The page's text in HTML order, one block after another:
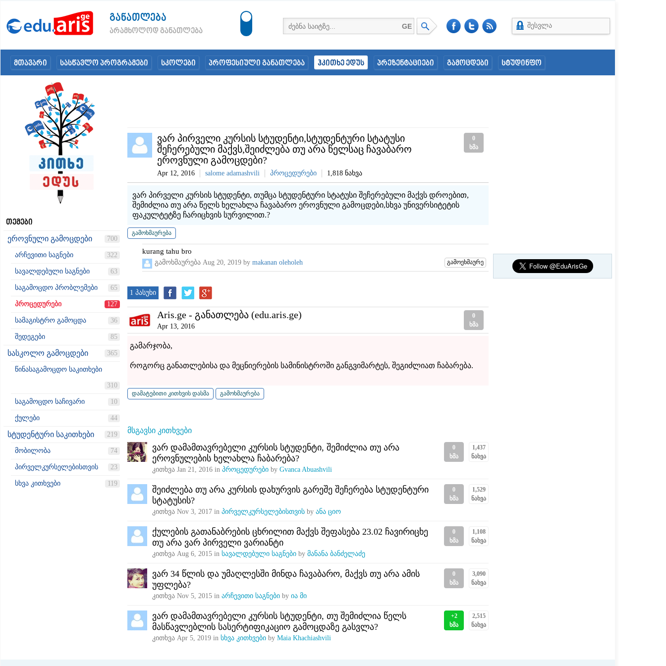
განათლება
არამხოლოდ განათლება
GE შესვლა
მთავარი სასწავლო პროგრამები სკოლები პროფესიული განათლება ჰკითხე ედუს პრეზენტაციები გამოცდები სტუდინფო
თემები
ეროვნული გამოცდები 700
არჩევითი საგნები 322
სავალდებული საგნები 63
საგამოცდო პრობლემები 65
პროცედურები 127
სამაგისტრო გამოცდა 36
შედეგები 85
სასკოლო გამოცდები 365
წინასაგამოცდო საკითხები
310
საგამოცდო საჩივარი 10
ქულები 44
სტუდენტური საკითხები 219
მობილობა 74
პირველკურსელებისთვის 23
სხვა კითხვები 119
0
ხმა
ვარ პირველი კურსის სტუდენტი,სტუდენტური სტატუსი
შეჩერებული მაქვს,შეიძლება თუ არა წელსაც ჩავაბარო
ეროვნული გამოცდები?
Apr 12, 2016 salome adamashvili პროცედურები 1,818 ნახვა
ვარ პირველი კურსის სტუდენტი, თუმცა სტუდენტური სტატუსი შეჩერებული მაქვს დროებით,
შემიძლია თუ არა წელს ხელახლა ჩავაბარო ეროვნული გამოცდები,სხვა უნივერსიტეტის
ფაკულტეტზე ჩარიცხვის სურვილით.?
kurang tahu bro
გამოხმაურება Aug 20, 2019 by makanan oleholeh
1 პასუხი
Aris.ge - განათლება (edu.aris.ge)
გამარჯობა,
როგორც განათლებისა და მეცნიერების სამინისტროში განგვიმარტეს, შეგიძლიათ ჩაბარება.
0
ხმა
Apr 13, 2016
მსგავსი კითხვები
0
ხმა
1,437
ნახვა
ვარ დამამთავრებელი კურსის სტუდენტი, შემიძლია თუ არა
ეროვნულების ხელახლა ჩაბარება?
კითხვა Jan 21, 2016 in პროცედურები by Gvanca Abuashvili
0
ხმა
1,529
ნახვა
შეიძლება თუ არა კურსის დახურვის გარეშე შეჩერება სტუდენტური
სტატუსის?
კითხვა Nov 3, 2017 in პირველკურსელებისთვის by ანა ციო
0
ხმა
1,108
ნახვა
ქულების გათანაბრების ცხრილით მაქვს შეფასება 23.02 ჩავირიცხე
თუ არა ვარ პირველი ვარიანტი
კითხვა Aug 6, 2015 in სავალდებული საგნები by მანანა ბანძელაძე
0
ხმა
3,090
ნახვა
ვარ 34 წლის და უმაღლესში მინდა ჩავაბარო, მაქვს თუ არა ამის
უფლება?
კითხვა Nov 5, 2015 in არჩევითი საგნები by ია მი
+2
ხმა
2,515
ნახვა
ვარ დამამთავრებელი კურსის სტუდენტი, თუ შემიძლია წელს
მასწავლებლის სასერტიფიკაციო გამოცდაზე გასვლა?
კითხვა Apr 5, 2019 in სხვა კითხვები by Maia Khachiashvili